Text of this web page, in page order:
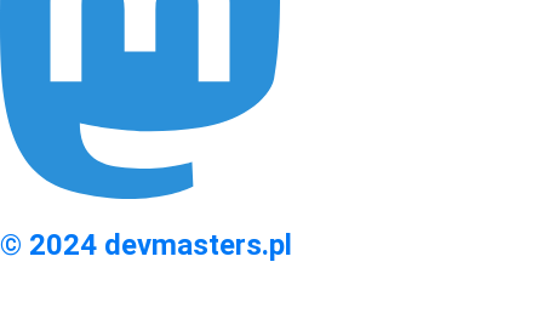
© 2024 devmasters.pl